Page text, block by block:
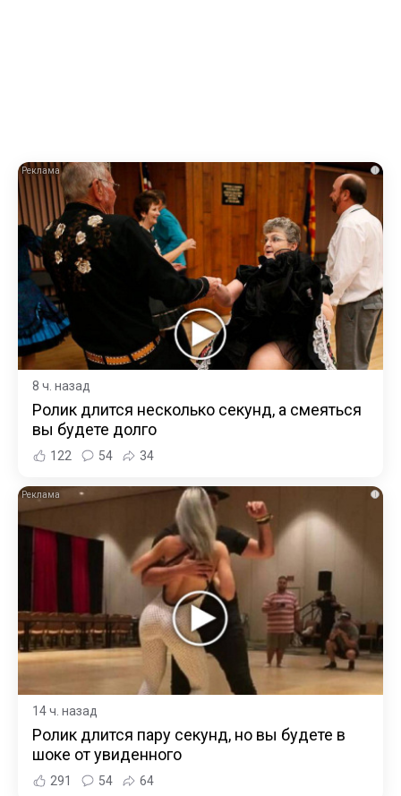
i
8 ч. назад
Ролик длится несколько секунд, а смеяться
вы будете долго
122 54 34
i
14 ч. назад
Ролик длится пару секунд, но вы будете в
шоке от увиденного
291 54 64